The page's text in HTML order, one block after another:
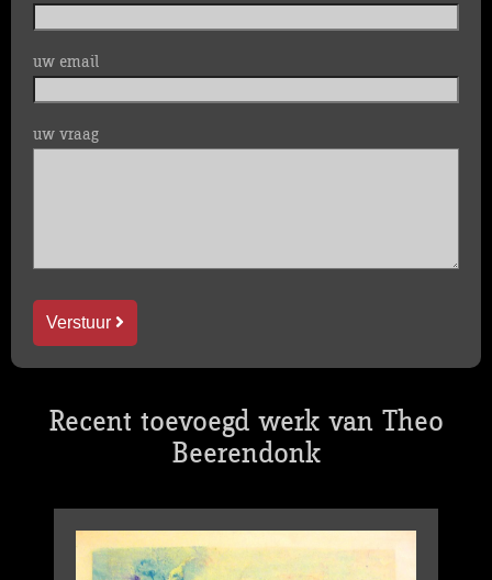
uw email
uw vraag
Verstuur
Recent toevoegd werk van Theo
Beerendonk